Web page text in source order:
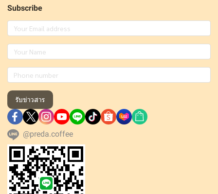
Subscribe
รับข่าวสาร
@preda.coffee